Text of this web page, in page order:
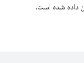
داده شده است.